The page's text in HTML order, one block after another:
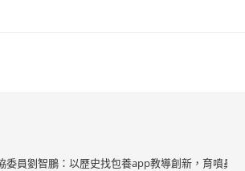
委員劉智鵬：以歷史找包養app教導創新，育噴鼻